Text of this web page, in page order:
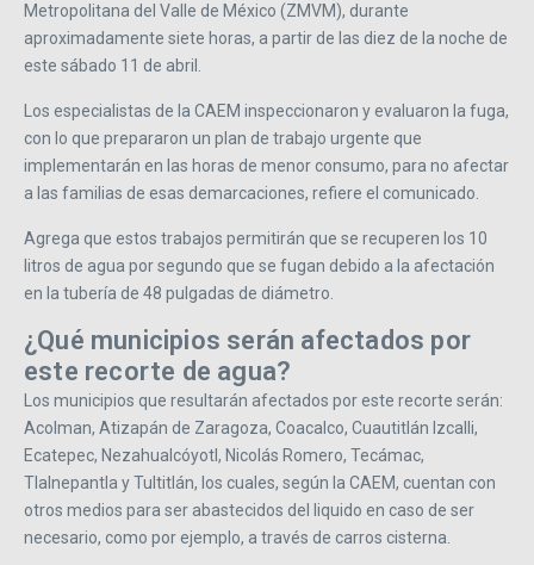
Metropolitana del Valle de México (ZMVM), durante
aproximadamente siete horas, a partir de las diez de la noche de
este sábado 11 de abril.
Los especialistas de la CAEM inspeccionaron y evaluaron la fuga,
con lo que prepararon un plan de trabajo urgente que
implementarán en las horas de menor consumo, para no afectar
a las familias de esas demarcaciones, refiere el comunicado.
Agrega que estos trabajos permitirán que se recuperen los 10
litros de agua por segundo que se fugan debido a la afectación
en la tubería de 48 pulgadas de diámetro.
¿Qué municipios serán afectados por
este recorte de agua?
Los municipios que resultarán afectados por este recorte serán:
Acolman, Atizapán de Zaragoza, Coacalco, Cuautitlán Izcalli,
Ecatepec, Nezahualcóyotl, Nicolás Romero, Tecámac,
Tlalnepantla y Tultitlán, los cuales, según la CAEM, cuentan con
otros medios para ser abastecidos del liquido en caso de ser
necesario, como por ejemplo, a través de carros cisterna.